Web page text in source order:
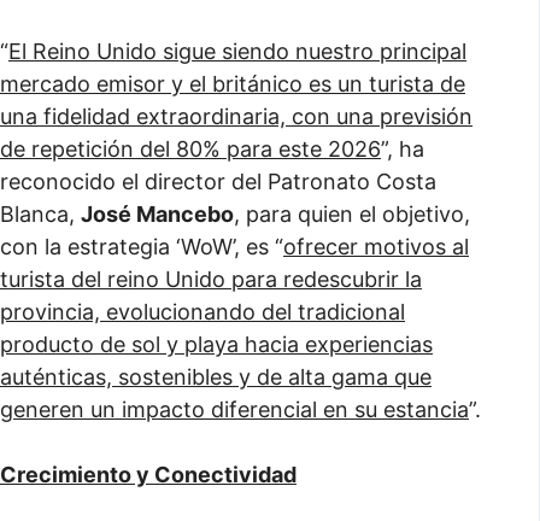
“El Reino Unido sigue siendo nuestro principal
mercado emisor y el británico es un turista de
una fidelidad extraordinaria, con una previsión
de repetición del 80% para este 2026”, ha
reconocido el director del Patronato Costa
Blanca, José Mancebo, para quien el objetivo,
con la estrategia ‘WoW’, es “ofrecer motivos al
turista del reino Unido para redescubrir la
provincia, evolucionando del tradicional
producto de sol y playa hacia experiencias
auténticas, sostenibles y de alta gama que
generen un impacto diferencial en su estancia”.
Crecimiento y Conectividad